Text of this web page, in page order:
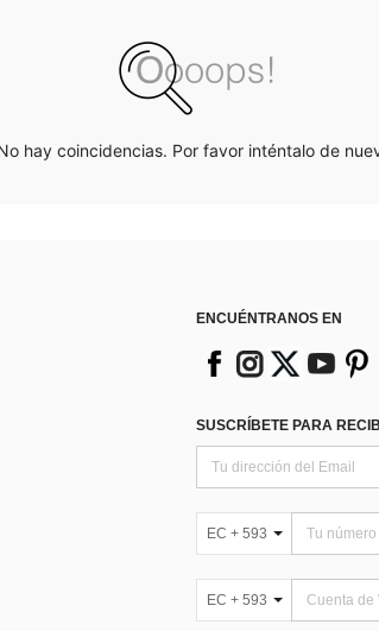
hay coincidencias. Por favor inténtalo de
ENCUÉNTRANOS EN
SUSCRÍBETE PARA
EC + 593
EC + 593